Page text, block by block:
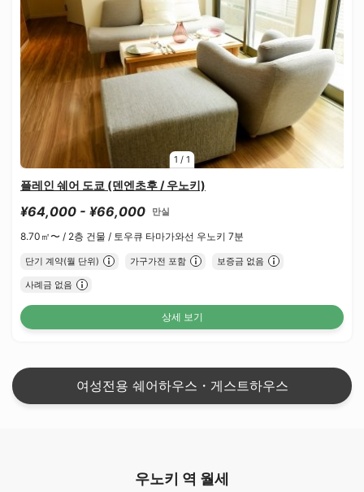
1 / 1
플레인 쉐어 도쿄 (덴엔초후 / 우노키)
¥64,000 - ¥66,000 만실
8.70㎡〜 / 2층 건물 / 토우큐 타마가와선 우노키 7분
단기 계약(월 단위) 가구가전 포함 보증금 없음
사례금 없음
상세 보기
여성전용 쉐어하우스・게스트하우스
우노키 역 월세